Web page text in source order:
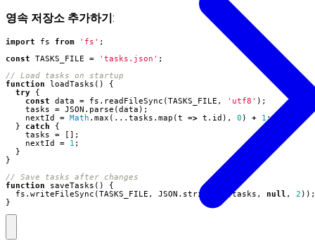
영속 저장소 추가하기:
import fs from 'fs' ;
const
TASKS_FILE = 'tasks.json' ;
function
loadTasks() {
try
{
const
data = fs . readFileSync (TASKS_FILE , 'utf8' );
tasks
= JSON . parse (data );
nextId
= Math . max (... tasks . map (t => t . id ), 0 ) + 1 ;
}
catch
{
tasks
=
[];
nextId
= 1 ;
}
}
function
saveTasks() {
fs . writeFileSync (TASKS_FILE , JSON . stringify (tasks , null , 2 ));
}